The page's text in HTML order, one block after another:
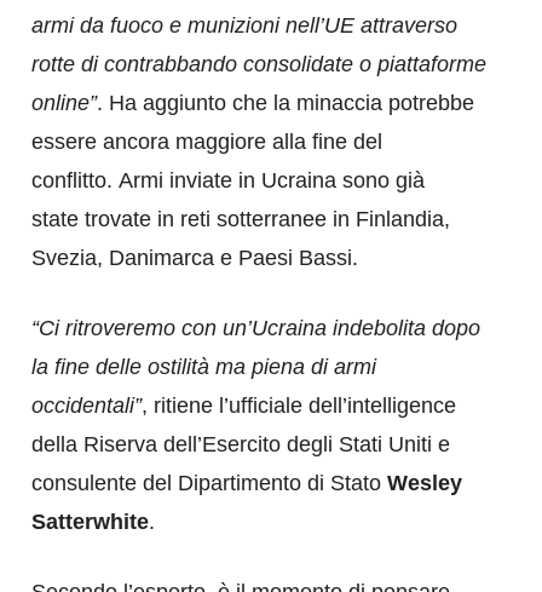
armi da fuoco e munizioni nell’UE attraverso
rotte di contrabbando consolidate o piattaforme
online”. Ha aggiunto che la minaccia potrebbe
essere ancora maggiore alla fine del
conflitto. Armi inviate in Ucraina sono già
state trovate in reti sotterranee in Finlandia,
Svezia, Danimarca e Paesi Bassi.
“Ci ritroveremo con un’Ucraina indebolita dopo
la fine delle ostilità ma piena di armi
occidentali”, ritiene l’ufficiale dell’intelligence
della Riserva dell’Esercito degli Stati Uniti e
consulente del Dipartimento di Stato Wesley
Satterwhite.